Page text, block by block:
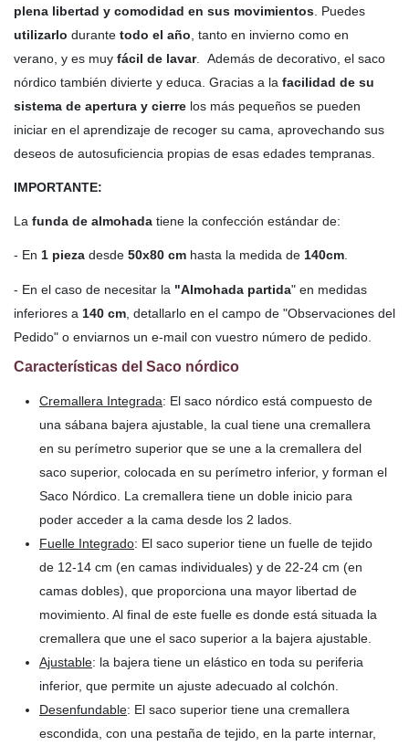
plena libertad y comodidad en sus movimientos . Puedes
utilizarlo durante todo el año , tanto en invierno como en
verano, y es muy fácil de lavar. Además de decorativo, el saco
nórdico también divierte y educa. Gracias a la facilidad de su
sistema de apertura y cierre los más pequeños se pueden
iniciar en el aprendizaje de recoger su cama, aprovechando sus
deseos de autosuficiencia propias de esas edades tempranas.
IMPORTANTE:
La funda de almohada tiene la confección estándar de:
- En 1 pieza desde 50x80 cm hasta la medida de 140cm.
- En el caso de necesitar la "Almohada partida" en medidas
inferiores a 140 cm , detallarlo en el campo de "Observaciones del
Pedido" o enviarnos un e-mail con vuestro número de pedido.
Características del Saco nórdico
Cremallera Integrada: El saco nórdico está compuesto de
una sábana bajera ajustable, la cual tiene una cremallera
en su perímetro superior que se une a la cremallera del
saco superior, colocada en su perímetro inferior, y forman el
Saco Nórdico. La cremallera tiene un doble inicio para
poder acceder a la cama desde los 2 lados.
Fuelle Integrado: El saco superior tiene un fuelle de tejido
de 12-14 cm (en camas individuales) y de 22-24 cm (en
camas dobles), que proporciona una mayor libertad de
movimiento. Al final de este fuelle es donde está situada la
cremallera que une el saco superior a la bajera ajustable.
Ajustable: la bajera tiene un elástico en toda su periferia
inferior, que permite un ajuste adecuado al colchón.
Desenfundable: El saco superior tiene una cremallera
escondida, con una pestaña de tejido, en la parte internar,